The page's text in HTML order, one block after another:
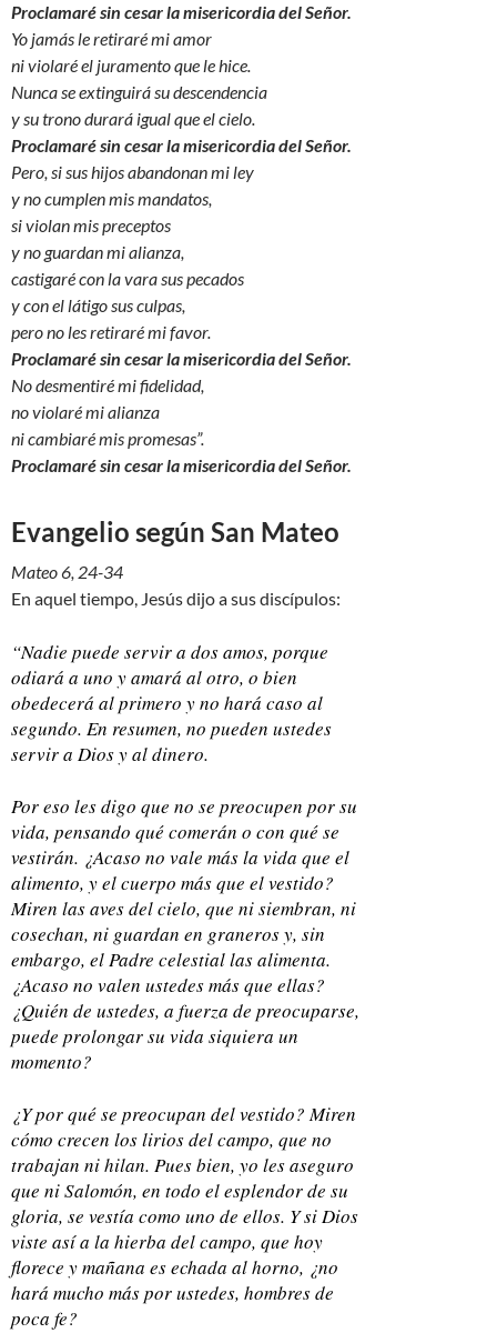
Proclamaré sin cesar la misericordia del Señor.
Yo jamás le retiraré mi amor
ni violaré el juramento que le hice.
Nunca se extinguirá su descendencia
y su trono durará igual que el cielo.
Proclamaré sin cesar la misericordia del Señor.
Pero, si sus hijos abandonan mi ley
y no cumplen mis mandatos,
si violan mis preceptos
y no guardan mi alianza,
castigaré con la vara sus pecados
y con el látigo sus culpas,
pero no les retiraré mi favor.
Proclamaré sin cesar la misericordia del Señor.
No desmentiré mi fidelidad,
no violaré mi alianza
ni cambiaré mis promesas”.
Proclamaré sin cesar la misericordia del Señor.
Evangelio según San Mateo
Mateo 6, 24-34
En aquel tiempo, Jesús dijo a sus discípulos:
“Nadie puede servir a dos amos, porque
odiará a uno y amará al otro, o bien
obedecerá al primero y no hará caso al
segundo. En resumen, no pueden ustedes
servir a Dios y al dinero.
Por eso les digo que no se preocupen por su
vida, pensando qué comerán o con qué se
vestirán. ¿Acaso no vale más la vida que el
alimento, y el cuerpo más que el vestido?
Miren las aves del cielo, que ni siembran, ni
cosechan, ni guardan en graneros y, sin
embargo, el Padre celestial las alimenta.
¿Acaso no valen ustedes más que ellas?
¿Quién de ustedes, a fuerza de preocuparse,
puede prolongar su vida siquiera un
momento?
¿Y por qué se preocupan del vestido? Miren
cómo crecen los lirios del campo, que no
trabajan ni hilan. Pues bien, yo les aseguro
que ni Salomón, en todo el esplendor de su
gloria, se vestía como uno de ellos. Y si Dios
viste así a la hierba del campo, que hoy
florece y mañana es echada al horno, ¿no
hará mucho más por ustedes, hombres de
poca fe?